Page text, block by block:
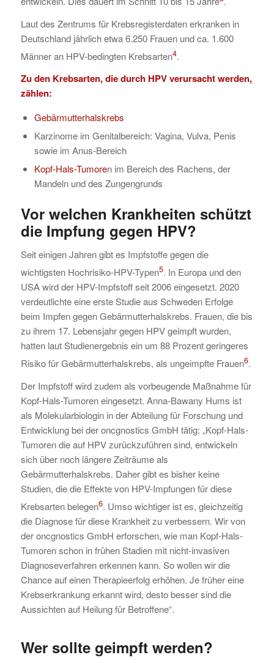
Laut des Zentrums für Krebsregisterdaten erkranken in
Deutschland jährlich etwa 6.250 Frauen und ca. 1.600
Männer an HPV-bedingten Krebsarten4.
Zu den Krebsarten, die durch HPV verursacht werden,
zählen:
Gebärmutterhalskrebs
Karzinome im Genitalbereich: Vagina, Vulva, Penis
sowie im Anus-Bereich
Kopf-Hals-Tumoren im Bereich des Rachens, der
Mandeln und des Zungengrunds
Vor welchen Krankheiten schützt
die Impfung gegen HPV?
Seit einigen Jahren gibt es Impfstoffe gegen die
wichtigsten Hochrisiko-HPV-Typen5. In Europa und den
USA wird der HPV-Impfstoff seit 2006 eingesetzt. 2020
verdeutlichte eine erste Studie aus Schweden Erfolge
beim Impfen gegen Gebärmutterhalskrebs. Frauen, die bis
zu ihrem 17. Lebensjahr gegen HPV geimpft wurden,
hatten laut Studienergebnis ein um 88 Prozent geringeres
Risiko für Gebärmutterhalskrebs, als ungeimpfte Frauen6.
Der Impfstoff wird zudem als vorbeugende Maßnahme für
Kopf-Hals-Tumoren eingesetzt. Anna-Bawany Hums ist
als Molekularbiologin in der Abteilung für Forschung und
Entwicklung bei der oncgnostics GmbH tätig: „Kopf-Hals-
Tumoren die auf HPV zurückzuführen sind, entwickeln
sich über noch längere Zeiträume als
Gebärmutterhalskrebs. Daher gibt es bisher keine
Studien, die die Effekte von HPV-Impfungen für diese
Krebsarten belegen6. Umso wichtiger ist es, gleichzeitig
die Diagnose für diese Krankheit zu verbessern. Wir von
der oncgnostics GmbH erforschen, wie man Kopf-Hals-
Tumoren schon in frühen Stadien mit nicht-invasiven
Diagnoseverfahren erkennen kann. So wollen wir die
Chance auf einen Therapieerfolg erhöhen. Je früher eine
Krebserkrankung erkannt wird, desto besser sind die
Aussichten auf Heilung für Betroffene“.
Wer sollte geimpft werden?